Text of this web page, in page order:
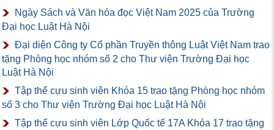
Ngày Sách và Văn hóa đọc Việt Nam 2025 của Trường
Đại học Luật Hà Nội
Đại diện Công ty Cổ phần Truyền thông Luật Việt Nam trao
tặng Phòng học nhóm số 2 cho Thư viện Trường Đại học
Luật Hà Nội
Tập thể cựu sinh viên Khóa 15 trao tặng Phòng học nhóm
số 3 cho Thư viện Trường Đại học Luật Hà Nội
Tập thể cựu sinh viên Lớp Quốc tế 17A Khóa 17 trao tặng